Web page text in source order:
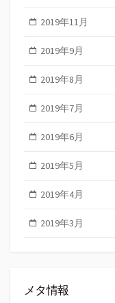
2019年11月
2019年9月
2019年8月
2019年7月
2019年6月
2019年5月
2019年4月
2019年3月
メタ情報